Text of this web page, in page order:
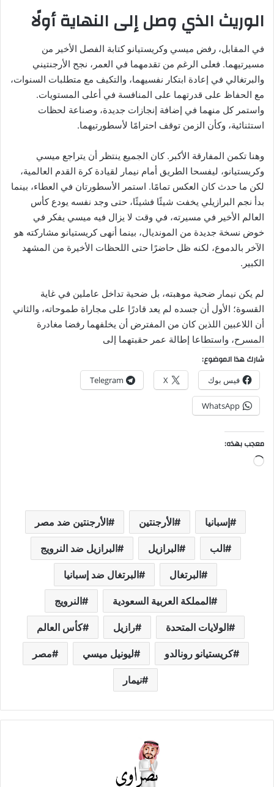
الوريث الذي وصل إلى النهاية أولًا
في المقابل، رفض ميسي وكريستيانو كتابة الفصل الأخير من
مسيرتيهما. فعلى الرغم من تقدمهما في العمر، نجح الأرجنتيني
والبرتغالي في إعادة ابتكار نفسيهما، والتكيف مع متطلبات السنوات،
مع الحفاظ على قدرتهما على المنافسة في أعلى المستويات.
واستمر كل منهما في إضافة إنجازات جديدة، وصناعة لحظات
استثنائية، وكأن الزمن توقف احترامًا لأسطورتيهما.
وهنا تكمن المفارقة الأكبر. كان الجميع ينتظر أن يتراجع ميسي
وكريستيانو، ليفسحا الطريق أمام نيمار لقيادة كرة القدم العالمية،
لكن ما حدث كان العكس تمامًا. استمر الأسطورتان في العطاء، بينما
بدأ نجم البرازيلي يخفت شيئًا فشيئًا، حتى وجد نفسه يودع كأس
العالم الأخير في مسيرته، في وقت لا يزال فيه ميسي يفكر في
خوض نسخة جديدة من المونديال، بينما أنهى كريستيانو مشاركته هو
الآخر بالدموع، لكنه ظل حاضرًا حتى اللحظات الأخيرة من المشهد
الكبير.
لم يكن نيمار ضحية موهبته، بل ضحية تداخل عاملين في غاية
القسوة؛ الأول أن جسده لم يعد قادرًا على مجاراة طموحاته، والثاني
أن اللاعبين اللذين كان من المفترض أن يخلفهما رفضا مغادرة
المسرح، واستطاعا إطالة عمر حقبتهما إلى
شارك هذا الموضوع:
فيس بوك X
Telegram
WhatsApp
معجب بهذه:
جاري
إسبانيا الأرجنتين الأرجنتين ضد مصر
الب البرازيل البرازيل ضد النرويج
البرتغال البرتغال ضد إسبانيا
المملكة العربية السعودية النرويج
الولايات المتحدة رازيل كأس العالم
كريستيانو رونالدو ليونيل ميسي مصر
نيمار